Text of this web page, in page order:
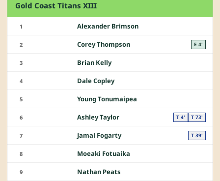
Gold Coast Titans XIII
1 Alexander Brimson
2 Corey Thompson E 4'
3 Brian Kelly
4 Dale Copley
5 Young Tonumaipea
6 Ashley Taylor T 4' T 73'
7 Jamal Fogarty T 39'
8 Moeaki Fotuaika
9 Nathan Peats